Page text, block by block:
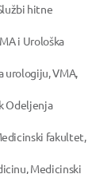
hitne
i Urološka
urologiju, VMA,
Odeljenja
fakultet,
Medicinski